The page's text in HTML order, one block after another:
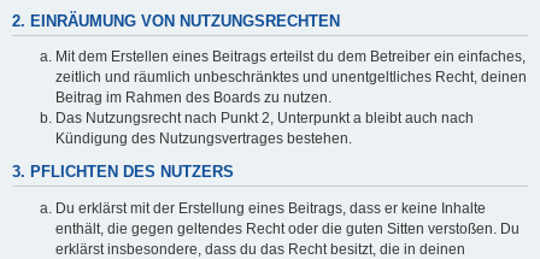
2. EINRÄUMUNG VON NUTZUNGSRECHTEN
Mit dem Erstellen eines Beitrags erteilst du dem Betreiber ein einfaches,
zeitlich und räumlich unbeschränktes und unentgeltliches Recht, deinen
Beitrag im Rahmen des Boards zu nutzen.
Das Nutzungsrecht nach Punkt 2, Unterpunkt a bleibt auch nach
Kündigung des Nutzungsvertrages bestehen.
3. PFLICHTEN DES NUTZERS
Du erklärst mit der Erstellung eines Beitrags, dass er keine Inhalte
enthält, die gegen geltendes Recht oder die guten Sitten verstoßen. Du
erklärst insbesondere, dass du das Recht besitzt, die in deinen